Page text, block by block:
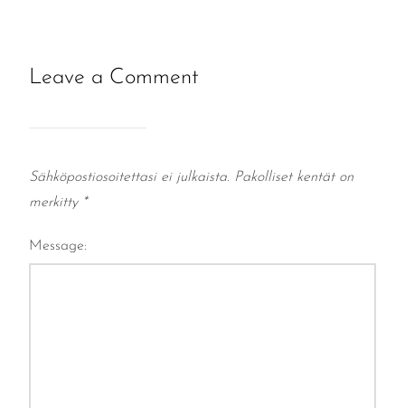
Leave a Comment
Sähköpostiosoitettasi ei julkaista. Pakolliset kentät on
merkitty *
Message: